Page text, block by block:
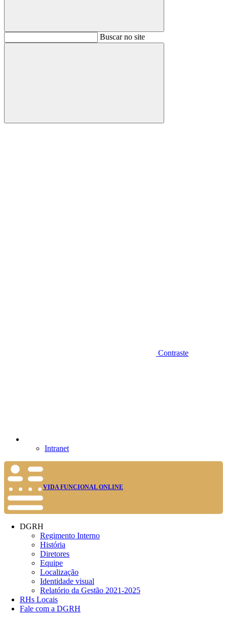
BuscarBuscar no site
Buscar
Contraste
Intranet
VIDA FUNCIONAL ONLINE
DGRH
Regimento Interno
História
Diretores
Equipe
Localização
Identidade visual
Relatório da Gestão 2021-2025
RHs Locais
Fale com a DGRH